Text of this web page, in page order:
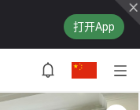
打开App